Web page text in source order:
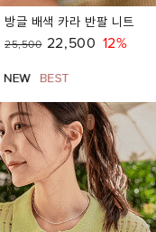
방글 배색 카라 반팔 니트
25,500 22,500 12%